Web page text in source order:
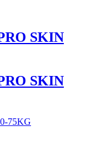
SKIN
SKIN